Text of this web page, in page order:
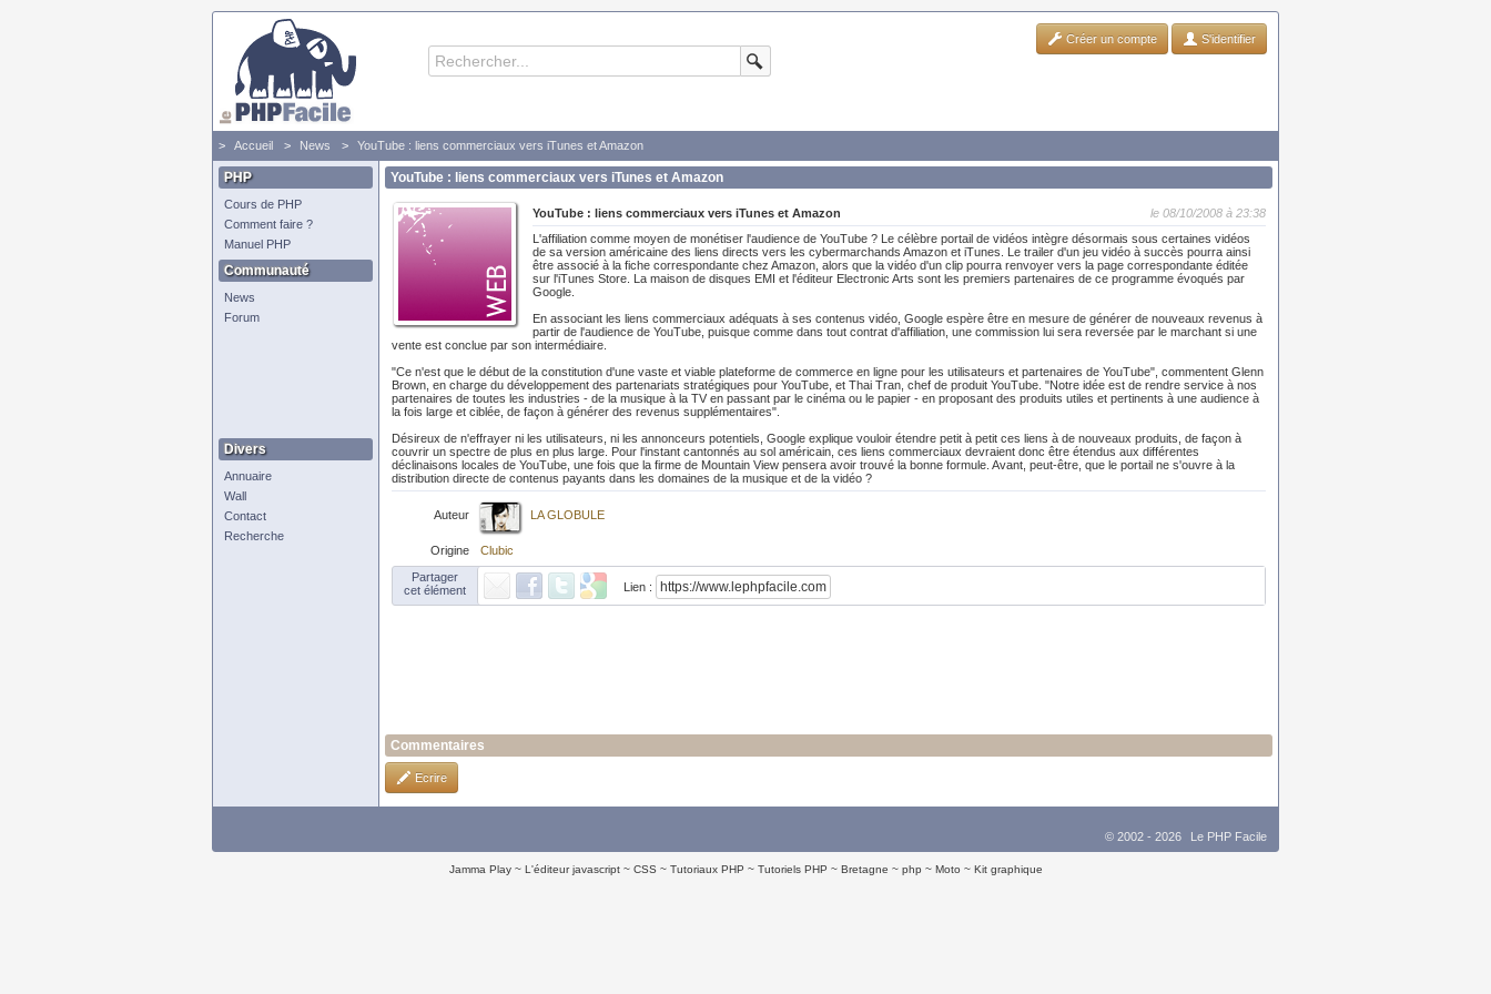
Créer un compte S'identifier
Accueil News YouTube : liens commerciaux vers iTunes et Amazon
PHP
Cours de PHP
Comment faire ?
Manuel PHP
Communauté
News
Forum
Divers
Annuaire
Wall
Contact
Recherche
YouTube : liens commerciaux vers iTunes et Amazon
le 08/10/2008 à 23:38
YouTube : liens commerciaux vers iTunes et Amazon
L'affiliation comme moyen de monétiser l'audience de YouTube ? Le célèbre portail de vidéos intègre désormais sous certaines vidéos
de sa version américaine des liens directs vers les cybermarchands Amazon et iTunes. Le trailer d'un jeu vidéo à succès pourra ainsi
être associé à la fiche correspondante chez Amazon, alors que la vidéo d'un clip pourra renvoyer vers la page correspondante éditée
sur l'iTunes Store. La maison de disques EMI et l'éditeur Electronic Arts sont les premiers partenaires de ce programme évoqués par
Google.
En associant les liens commerciaux adéquats à ses contenus vidéo, Google espère être en mesure de générer de nouveaux revenus à
partir de l'audience de YouTube, puisque comme dans tout contrat d'affiliation, une commission lui sera reversée par le marchant si une
vente est conclue par son intermédiaire.
"Ce n'est que le début de la constitution d'une vaste et viable plateforme de commerce en ligne pour les utilisateurs et partenaires de YouTube", commentent Glenn
Brown, en charge du développement des partenariats stratégiques pour YouTube, et Thai Tran, chef de produit YouTube. "Notre idée est de rendre service à nos
partenaires de toutes les industries - de la musique à la TV en passant par le cinéma ou le papier - en proposant des produits utiles et pertinents à une audience à
la fois large et ciblée, de façon à générer des revenus supplémentaires".
Désireux de n'effrayer ni les utilisateurs, ni les annonceurs potentiels, Google explique vouloir étendre petit à petit ces liens à de nouveaux produits, de façon à
couvrir un spectre de plus en plus large. Pour l'instant cantonnés au sol américain, ces liens commerciaux devraient donc être étendus aux différentes
déclinaisons locales de YouTube, une fois que la firme de Mountain View pensera avoir trouvé la bonne formule. Avant, peut-être, que le portail ne s'ouvre à la
distribution directe de contenus payants dans les domaines de la musique et de la vidéo ?
Auteur LA GLOBULE
Origine
Clubic
Partager
cet élément
Lien :
Commentaires
Ecrire
© 2002 - 2026 Le PHP Facile
Jamma Play L'éditeur javascript CSS Tutoriaux PHP Tutoriels PHP Bretagne php Moto Kit graphique